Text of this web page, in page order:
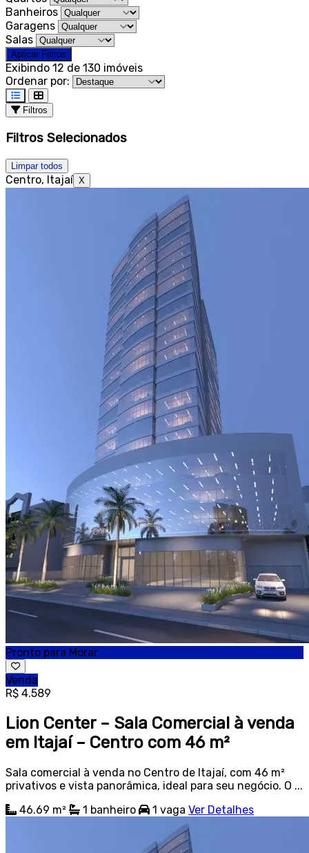
Banheiros
Garagens
Salas
Aplicar Filtros
Exibindo 12 de 130 imóveis
Ordenar por:
Filtros
Filtros Selecionados
Limpar todos
Centro, Itajaí X
Pronto para Morar
Venda
R$ 4.589
Lion Center – Sala Comercial à venda
em Itajaí – Centro com 46 m²
Sala comercial à venda no Centro de Itajaí, com 46 m²
privativos e vista panorâmica, ideal para seu negócio. O ...
46.69 m²
1 banheiro 1 vaga Ver Detalhes